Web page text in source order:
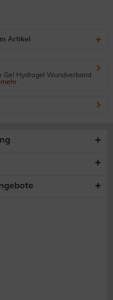
Artikel
Gel Hydrogel Wundverband
mehr